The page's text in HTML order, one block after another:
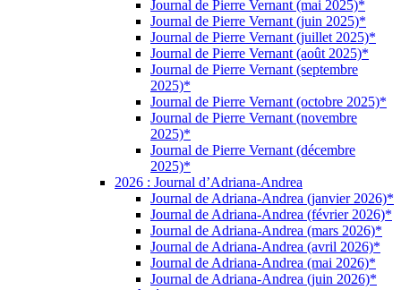
Journal de Pierre Vernant (mai 2025)*
Journal de Pierre Vernant (juin 2025)*
Journal de Pierre Vernant (juillet 2025)*
Journal de Pierre Vernant (août 2025)*
Journal de Pierre Vernant (septembre
2025)*
Journal de Pierre Vernant (octobre 2025)*
Journal de Pierre Vernant (novembre
2025)*
Journal de Pierre Vernant (décembre
2025)*
2026 : Journal d’Adriana-Andrea
Journal de Adriana-Andrea (janvier 2026)*
Journal de Adriana-Andrea (février 2026)*
Journal de Adriana-Andrea (mars 2026)*
Journal de Adriana-Andrea (avril 2026)*
Journal de Adriana-Andrea (mai 2026)*
Journal de Adriana-Andrea (juin 2026)*